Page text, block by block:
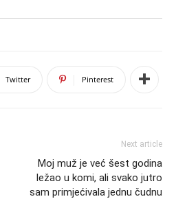
Twitter Pinterest
Next article
Moj muž je već šest godina
ležao u komi, ali svako jutro
sam primjećivala jednu čudnu